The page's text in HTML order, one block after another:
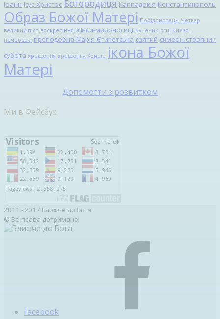
Іоанн Ісус Христос Богородиця Каппадокія Константинополь
Образ Божої Матері Побідоносець Четвер
великий піст воскресіння жінки-мироносиці мученик отці Києво-
печерські преподобна Марія Єгипетська святий симеон стовпник
субота хрещення хрещення Христа ікона Божої
Матері
Допомогти з розвитком
Ми в Фейсбук
2011 - 2017 Ближче до Бога
© Всі права дотримано
Facebook